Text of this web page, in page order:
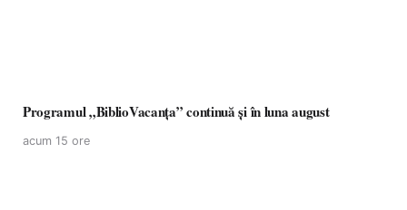
Programul „BiblioVacanța” continuă și în luna august
acum 15 ore